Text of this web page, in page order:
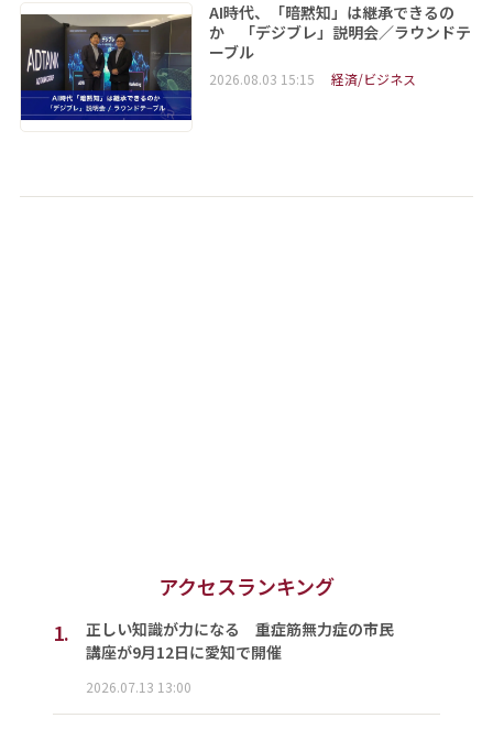
AI時代、「暗黙知」は継承できるの
か 「デジブレ」説明会／ラウンドテ
ーブル
2026.08.03 15:15 経済/ビジネス
アクセスランキング
1.
正しい知識が力になる 重症筋無力症の市民
講座が9月12日に愛知で開催
2026.07.13 13:00